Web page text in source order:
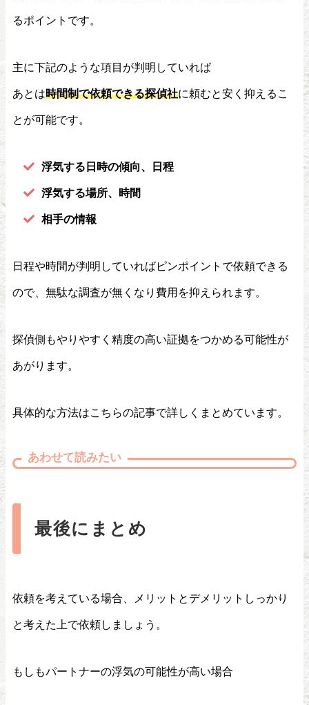
るポイントです。
主に下記のような項目が判明していれば
あとは時間制で依頼できる探偵社に頼むと安く抑えるこ
とが可能です。
浮気する日時の傾向、日程
浮気する場所、時間
相手の情報
日程や時間が判明していればピンポイントで依頼できる
ので、無駄な調査が無くなり費用を抑えられます。
探偵側もやりやすく精度の高い証拠をつかめる可能性が
あがります。
具体的な方法はこちらの記事で詳しくまとめています。
あわせて読みたい
最後にまとめ
依頼を考えている場合、メリットとデメリットしっかり
と考えた上で依頼しましょう。
もしもパートナーの浮気の可能性が高い場合